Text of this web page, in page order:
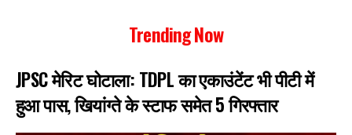
Trending Now
JPSC मेरिट घोटाला: TDPL का एकाउंटेंट भी पीटी में
हुआ पास, खियांग्ते के स्टाफ समेत 5 गिरफ्तार